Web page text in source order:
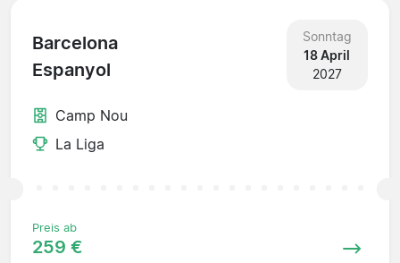
Barcelona
Espanyol
Sonntag
18 April
2027
Camp Nou
La Liga
Preis ab
259 €